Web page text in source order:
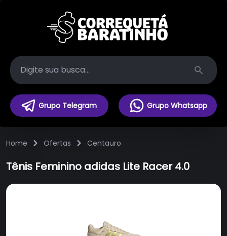
Search
Grupo Telegram Grupo Whatsapp
Home Ofertas Centauro
Tênis Feminino adidas Lite Racer 4.0